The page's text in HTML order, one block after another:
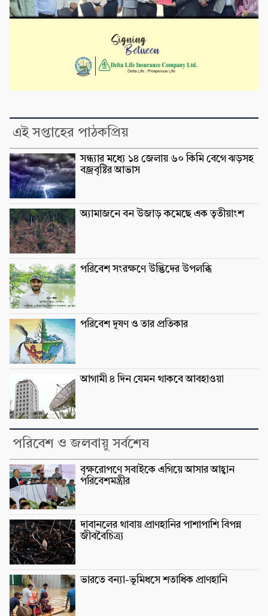
এই সপ্তাহের পাঠকপ্রিয়
সন্ধ্যার মধ্যে ১৪ জেলায় ৬০ কিমি বেগে ঝড়সহ
বজ্রবৃষ্টির আভাস
অ্যামাজনে বন উজাড় কমেছে এক তৃতীয়াংশ
পরিবেশ সংরক্ষণে উদ্ভিদের উপলব্ধি
পরিবেশ দূষণ ও তার প্রতিকার
আগামী ৪ দিন যেমন থাকবে আবহাওয়া
পরিবেশ ও জলবায়ু সর্বশেষ
বৃক্ষরোপণে সবাইকে এগিয়ে আসার আহ্বান
পরিবেশমন্ত্রীর
দাবানলের থাবায় প্রাণহানির পাশাপাশি বিপন্ন
জীববৈচিত্র্য
ভারতে বন্যা-ভূমিধসে শতাধিক প্রাণহানি